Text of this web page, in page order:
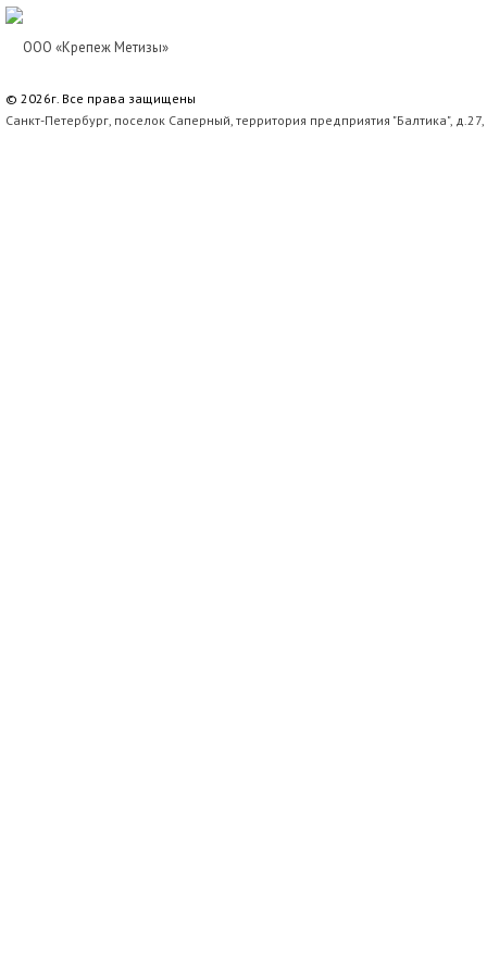
© 2026г. Все права защищены
Санкт-Петербург, поселок Саперный, территория предприятия "Балтика",